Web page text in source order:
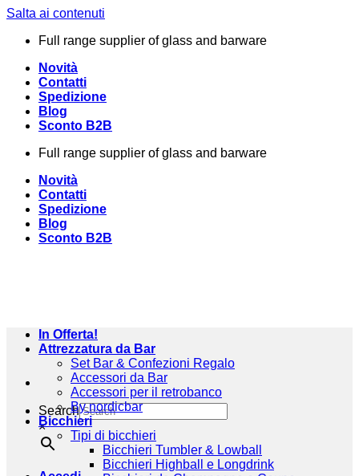
Salta ai contenuti
Full range supplier of glass and barware
Novità
Contatti
Spedizione
Blog
Sconto B2B
Full range supplier of glass and barware
Novità
Contatti
Spedizione
Blog
Sconto B2B
Search
×
In Offerta!
Attrezzatura da Bar
Set Bar & Confezioni Regalo
Accessori da Bar
Accessori per il retrobanco
By nordicbar
Bicchieri
Tipi di bicchieri
Bicchieri Tumbler & Lowball
Bicchieri Highball e Longdrink